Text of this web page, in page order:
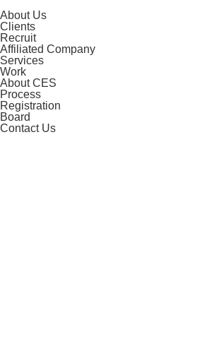
About Us
Clients
Recruit
Affiliated Company
Services
Work
About CES
Process
Registration
Board
Contact Us